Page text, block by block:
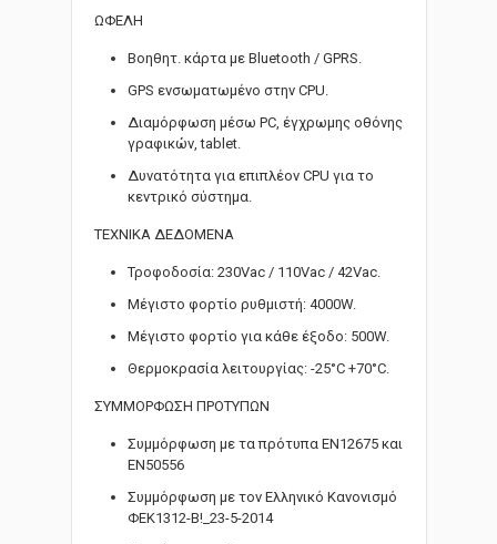
ΩΦΕΛΗ
Βοηθητ. κάρτα με Bluetooth / GPRS.
GPS ενσωματωμένο στην CPU.
Διαμόρφωση μέσω PC, έγχρωμης οθόνης
γραφικών, tablet.
Δυνατότητα για επιπλέον CPU για το
κεντρικό σύστημα.
ΤΕΧΝΙΚΑ ΔΕΔΟΜΕΝΑ
Τροφοδοσία: 230Vac / 110Vac / 42Vac.
Μέγιστο φορτίο ρυθμιστή: 4000W.
Μέγιστο φορτίο για κάθε έξοδο: 500W.
Θερμοκρασία λειτουργίας: -25°C +70°C.
ΣΥΜΜΟΡΦΩΣΗ ΠΡΟΤΥΠΩΝ
Συμμόρφωση με τα πρότυπα EN12675 και
ΕΝ50556
Συμμόρφωση με τον Ελληνικό Κανονισμό
ΦΕΚ1312-Β!_23-5-2014